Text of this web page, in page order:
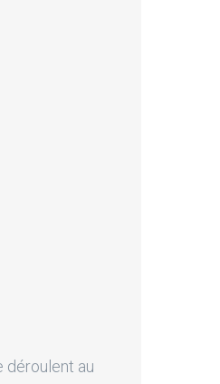
déroulent au